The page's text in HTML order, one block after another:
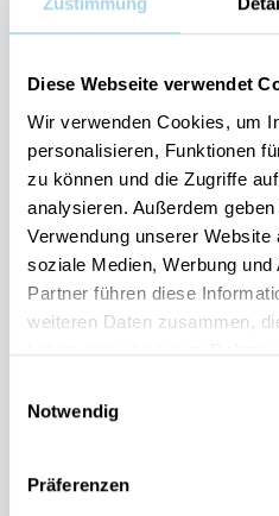
Diese Webseite verwendet
Wir verwenden Cookies, um
personalisieren, Funktionen
zu können und die Zugriffe
analysieren. Außerdem
Verwendung unserer
soziale Medien, Werbung
Partner führen diese
weiteren Daten zusammen,
Notwendig
Präferenzen
Ihre Vorteile auf einen
Bestpreis-Garantie für
Flexible An- und Abreise
Risikofrei bis 60 Tage
Sofortige
Persönlicher